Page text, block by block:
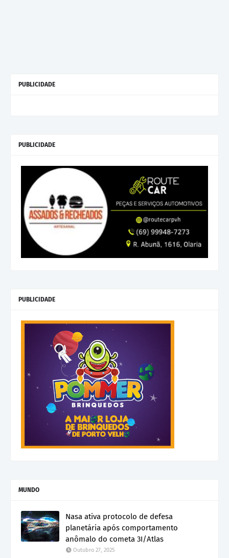
PUBLICIDADE
PUBLICIDADE
PUBLICIDADE
MUNDO
Nasa ativa protocolo de defesa
planetária após comportamento
anômalo do cometa 3I/Atlas
Outubro 27, 2025